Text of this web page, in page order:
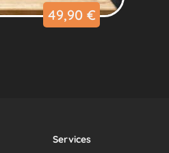
49,90 €
Services